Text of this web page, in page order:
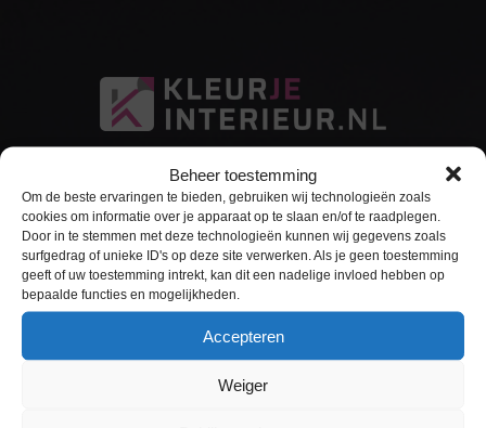
Beheer toestemming
Om de beste ervaringen te bieden, gebruiken wij technologieën zoals
cookies om informatie over je apparaat op te slaan en/of te raadplegen.
Door in te stemmen met deze technologieën kunnen wij gegevens zoals
surfgedrag of unieke ID's op deze site verwerken. Als je geen toestemming
geeft of uw toestemming intrekt, kan dit een nadelige invloed hebben op
bepaalde functies en mogelijkheden.
Accepteren
Weiger
Sitemap
Home
Interieurfolie